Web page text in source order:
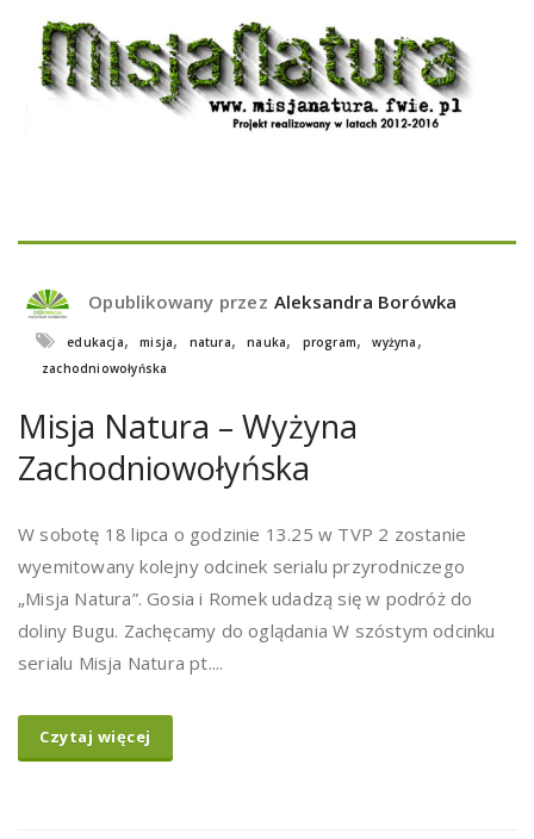
Opublikowany przez Aleksandra Borówka
edukacja, misja, natura, nauka, program, wyżyna ,
zachodniowołyńska
Misja Natura – Wyżyna
Zachodniowołyńska
W sobotę 18 lipca o godzinie 13.25 w TVP 2 zostanie
wyemitowany kolejny odcinek serialu przyrodniczego
„Misja Natura”. Gosia i Romek udadzą się w podróż do
doliny Bugu. Zachęcamy do oglądania W szóstym odcinku
serialu Misja Natura pt....
Czytaj więcej